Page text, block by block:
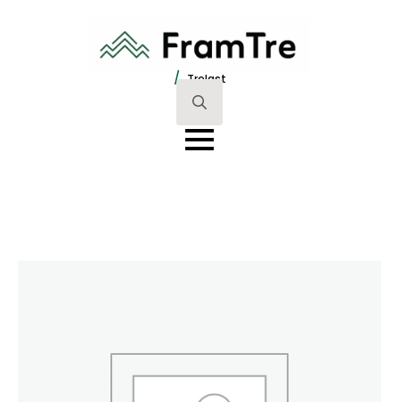
/ Trelast
Search
for: